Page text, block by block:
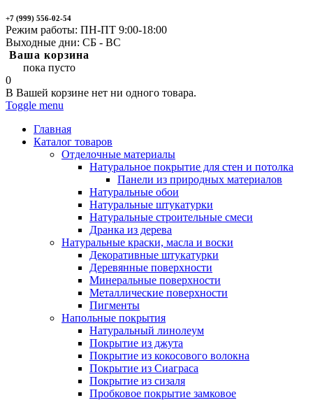
+7 (999) 556-02-54
Режим работы: ПН-ПТ 9:00-18:00
Выходные дни: СБ - ВС
Ваша корзина
пока пусто
0
В Вашей корзине нет ни одного товара.
Toggle menu
Главная
Каталог товаров
Отделочные материалы
Натуральное покрытие для стен и потолка
Панели из природных материалов
Натуральные обои
Натуральные штукатурки
Натуральные строительные смеси
Дранка из дерева
Натуральные краски, масла и воски
Декоративные штукатурки
Деревянные поверхности
Минеральные поверхности
Металлические поверхности
Пигменты
Напольные покрытия
Натуральный линолеум
Покрытие из джута
Покрытие из кокосового волокна
Покрытие из Сиаграса
Покрытие из сизаля
Пробковое покрытие замковое